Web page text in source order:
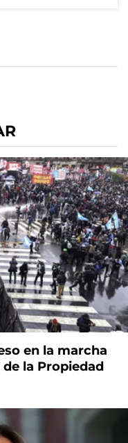
en la marcha
la Propiedad